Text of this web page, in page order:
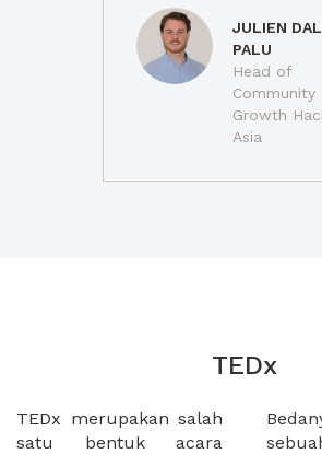
JULIEN DAL
PALU
Head of
Community
Growth
Asia
TEDx
TEDx merupakan salah
satu bentuk acara
Bedanya TEDx adalah
sebuah acara nirlaba,